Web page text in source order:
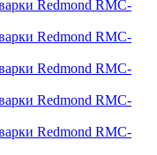
Redmond RMC-
Redmond RMC-
Redmond RMC-
Redmond RMC-
Redmond RMC-